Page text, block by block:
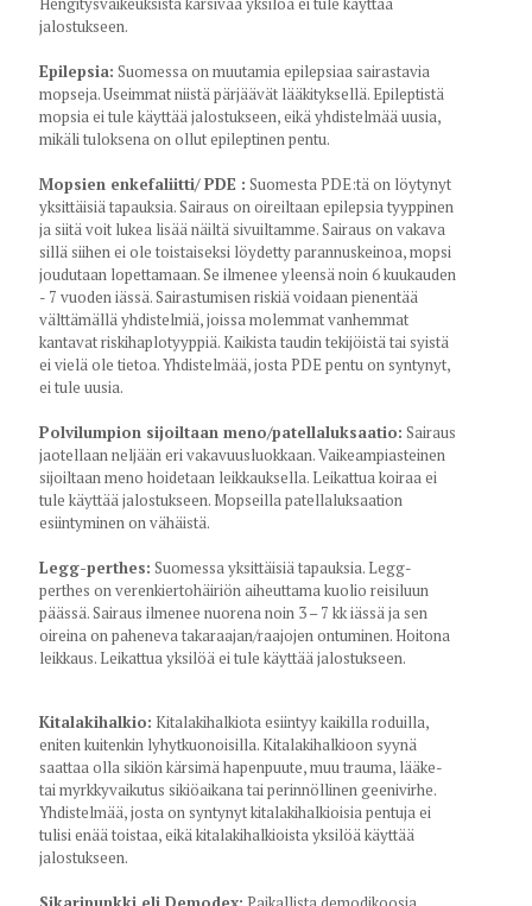
jalostukseen.
Epilepsia: Suomessa on muutamia epilepsiaa sairastavia
mopseja. Useimmat niistä pärjäävät lääkityksellä. Epileptistä
mopsia ei tule käyttää jalostukseen, eikä yhdistelmää uusia,
mikäli tuloksena on ollut epileptinen pentu.
Mopsien enkefaliitti/ PDE : Suomesta PDE:tä on löytynyt
yksittäisiä tapauksia. Sairaus on oireiltaan epilepsia tyyppinen
ja siitä voit lukea lisää näiltä sivuiltamme. Sairaus on vakava
sillä siihen ei ole toistaiseksi löydetty parannuskeinoa, mopsi
joudutaan lopettamaan. Se ilmenee yleensä noin 6 kuukauden
- 7 vuoden iässä. Sairastumisen riskiä voidaan pienentää
välttämällä yhdistelmiä, joissa molemmat vanhemmat
kantavat riskihaplotyyppiä. Kaikista taudin tekijöistä tai syistä
ei vielä ole tietoa. Yhdistelmää, josta PDE pentu on syntynyt,
ei tule uusia.
Polvilumpion sijoiltaan meno/patellaluksaatio: Sairaus
jaotellaan neljään eri vakavuusluokkaan. Vaikeampiasteinen
sijoiltaan meno hoidetaan leikkauksella. Leikattua koiraa ei
tule käyttää jalostukseen. Mopseilla patellaluksaation
esiintyminen on vähäistä.
Legg-perthes: Suomessa yksittäisiä tapauksia. Legg-
perthes on verenkiertohäiriön aiheuttama kuolio reisiluun
päässä. Sairaus ilmenee nuorena noin 3 – 7 kk iässä ja sen
oireina on paheneva takaraajan/raajojen ontuminen. Hoitona
leikkaus. Leikattua yksilöä ei tule käyttää jalostukseen.
Kitalakihalkio: Kitalakihalkiota esiintyy kaikilla roduilla,
eniten kuitenkin lyhytkuonoisilla. Kitalakihalkioon syynä
saattaa olla sikiön kärsimä hapenpuute, muu trauma, lääke-
tai myrkkyvaikutus sikiöaikana tai perinnöllinen geenivirhe.
Yhdistelmää, josta on syntynyt kitalakihalkioisia pentuja ei
tulisi enää toistaa, eikä kitalakihalkioista yksilöä käyttää
jalostukseen.